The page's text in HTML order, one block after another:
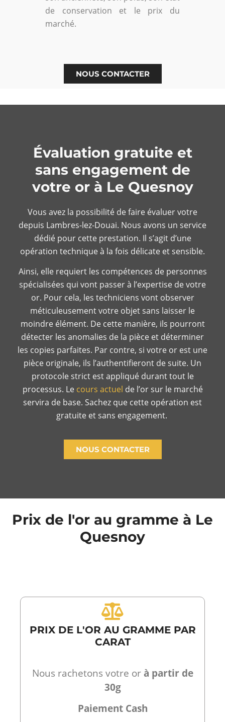
de conservation et le prix du
marché.
NOUS CONTACTER
Évaluation gratuite et
sans engagement de
votre or à Le Quesnoy
Vous avez la possibilité de faire évaluer votre
depuis Lambres-lez-Douai. Nous avons un service
dédié pour cette prestation. Il s’agit d’une
opération technique à la fois délicate et sensible.
Ainsi, elle requiert les compétences de personnes
spécialisées qui vont passer à l’expertise de votre
or. Pour cela, les techniciens vont observer
méticuleusement votre objet sans laisser le
moindre élément. De cette manière, ils pourront
détecter les anomalies de la pièce et déterminer
les copies parfaites. Par contre, si votre or est une
pièce originale, ils l’authentifieront de suite. Un
protocole strict est appliqué durant tout le
processus. Le cours actuel de l’or sur le marché
servira de base. Sachez que cette opération est
gratuite et sans engagement.
NOUS CONTACTER
Prix de l'or au gramme à Le
Quesnoy
PRIX DE L'OR AU GRAMME PAR
CARAT
Nous rachetons votre orà partir de
30g
Paiement Cash